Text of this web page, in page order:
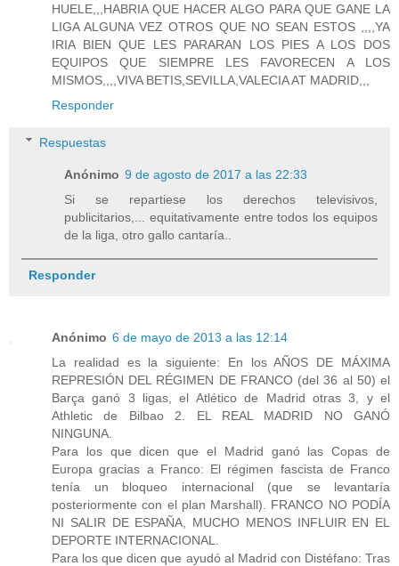
HUELE,,,HABRIA QUE HACER ALGO PARA QUE GANE LA
LIGA ALGUNA VEZ OTROS QUE NO SEAN ESTOS ,,,,YA
IRIA BIEN QUE LES PARARAN LOS PIES A LOS DOS
EQUIPOS QUE SIEMPRE LES FAVORECEN A LOS
MISMOS,,,,VIVA BETIS,SEVILLA,VALECIA AT MADRID,,,
Responder
Respuestas
Anónimo 9 de agosto de 2017 a las 22:33
Si se repartiese los derechos televisivos,
publicitarios,... equitativamente entre todos los equipos
de la liga, otro gallo cantaría..
Responder
Anónimo 6 de mayo de 2013 a las 12:14
La realidad es la siguiente: En los AÑOS DE MÁXIMA
REPRESIÓN DEL RÉGIMEN DE FRANCO (del 36 al 50) el
Barça ganó 3 ligas, el Atlético de Madrid otras 3, y el
Athletic de Bilbao 2. EL REAL MADRID NO GANÓ
NINGUNA.
Para los que dicen que el Madrid ganó las Copas de
Europa gracias a Franco: El régimen fascista de Franco
tenía un bloqueo internacional (que se levantaría
posteriormente con el plan Marshall). FRANCO NO PODÍA
NI SALIR DE ESPAÑA, MUCHO MENOS INFLUIR EN EL
DEPORTE INTERNACIONAL.
Para los que dicen que ayudó al Madrid con Distéfano: Tras